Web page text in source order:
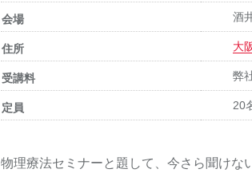
会場 酒
住所 大
受講料 弊
定員 20
物理療法セミナーと題して、今さら聞けな